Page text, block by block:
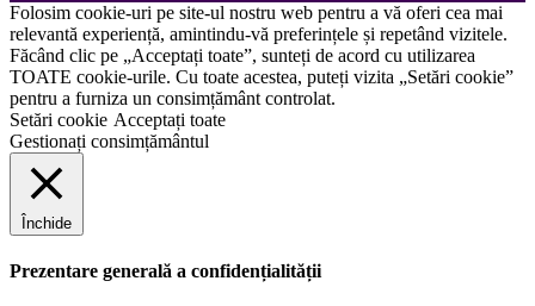
Folosim cookie-uri pe site-ul nostru web pentru a vă oferi cea mai
relevantă experiență, amintindu-vă preferințele și repetând vizitele.
Făcând clic pe „Acceptați toate”, sunteți de acord cu utilizarea
TOATE cookie-urile. Cu toate acestea, puteți vizita „Setări cookie”
pentru a furniza un consimțământ controlat.
Setări cookie Acceptați toate
Gestionați consimțământul
Închide
Prezentare generală a confidențialității